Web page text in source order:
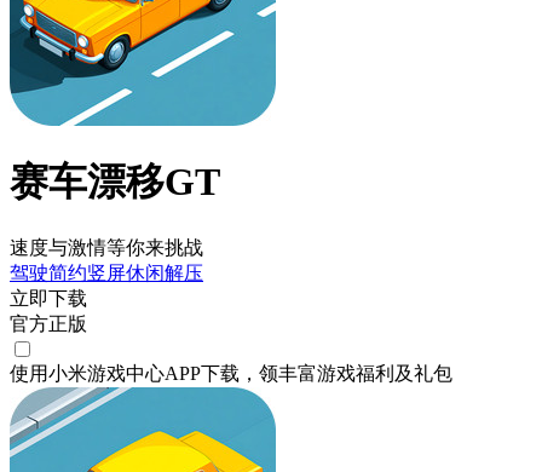
赛车漂移GT
速度与激情等你来挑战
驾驶简约竖屏休闲解压
立即下载
官方正版
使用小米游戏中心APP下载 ，领丰富游戏福利 及礼包